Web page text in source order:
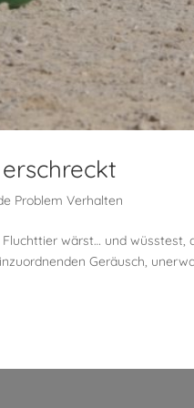
Problem Verhalten
wärst… und wüsstest,
Geräusch,